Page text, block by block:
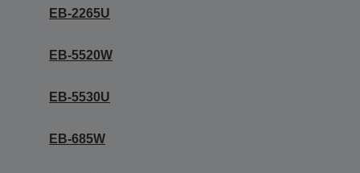
EB-2265U
EB-5520W
EB-5530U
EB-685W